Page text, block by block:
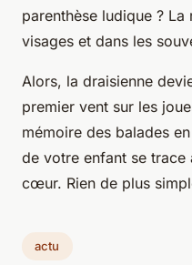
parenthèse ludique ? La
visages et dans les
Alors, la draisienne
premier vent sur les
mémoire des balades
de votre enfant se
cœur. Rien de plus
actu